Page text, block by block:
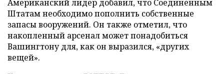
Американский лидер добавил, что Соединенным
Штатам необходимо пополнить собственные
запасы вооружений. Он также отметил, что
накопленный арсенал может понадобиться
Вашингтону для, как он выразился, «других
вещей».